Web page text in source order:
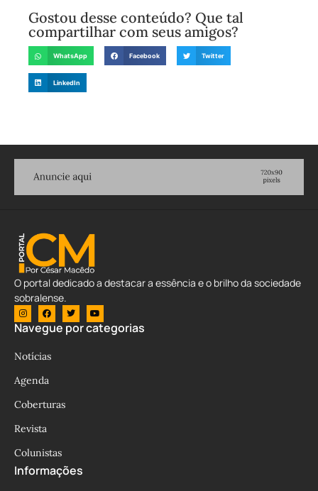
Gostou desse conteúdo? Que tal
compartilhar com seus amigos?
WhatsApp Facebook Twitter
LinkedIn
O portal dedicado a destacar a essência e o brilho da sociedade
sobralense.
Navegue por categorias
Notícias
Agenda
Coberturas
Revista
Colunistas
Informações